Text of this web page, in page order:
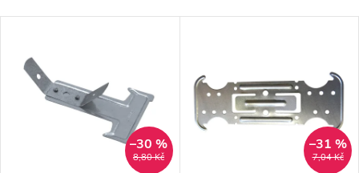
a
zAbecedně
ý
8,80 Kč
–30 %
7,04 Kč
–31 %